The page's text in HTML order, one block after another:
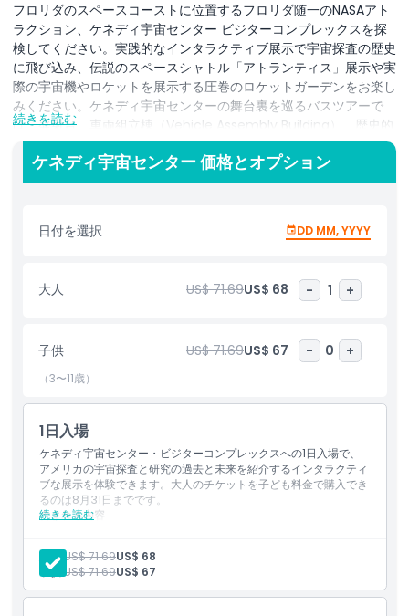
フロリダのスペースコーストに位置するフロリダ随一のNASAアト
ラクション、ケネディ宇宙センター ビジターコンプレックスを探
検してください。実践的なインタラクティブ展示で宇宙探査の歴史
に飛び込み、伝説のスペースシャトル「アトランティス」展示や実
際の宇宙機やロケットを展示する圧巻のロケットガーデンをお楽し
みください。ケネディ宇宙センターの舞台裏を巡るバスツアーで
は、発射台、車両組立棟（Vehicle Assembly Building）、歴史的
な発射サイトをご覧いただけます。宇宙飛行士のように訓練できる
宇宙飛行士トレーニング体験（ATX）では、模擬スペースシャトル
のコックピットを操作したり、無重力シミュレーターで技術を試し
ーションを観覧し、スペースポートKSCのシミュレーターでSTEM
学習に参加し、世界最大級のフォーマットの劇場でアイマックスの
リダでの家族旅行、教育ツアーに最適なケネディ宇宙センターは、
子どもから大人まで忘れられない宇宙観光体験を提供します。施設
プでユニークな宇宙土産を購入し、巨大なロケットブースターと一
緒にインスタグラム映えする写真を撮影しましょう。オーランドの
アトラクションやオーランド国際空港から車で短時間の場所にある
に非日常的なものにしてください。
ハイライト
子供／大人ポリシー
続きを読む
ケネディ宇宙センター 価格とオプション
日付を選択 DD MM, YYYY
大人 US$ 71.69US$ 68 - 1 +
子供 US$ 71.69US$ 67 - 0 +
（3〜11歳）
1日入場
ケネディ宇宙センター・ビジターコンプレックスへの1日入場で、
アメリカの宇宙探査と研究の過去と未来を紹介するインタラクティ
ブな展示を体験できます。大人のチケットを子ども料金で購入でき
るのは8月31日までです。
続きを読む
含まれる内容
主要なアトラクションと展示へのアクセス：
ヒーローズ & レジェンズ（米国宇宙飛行士殿堂をフィーチャ
ー）®
スペースシャトル・アトランティス® + シャトルローンチエク
大人: US$ 71.69US$ 68
子供:
US$ 71.69US$ 67